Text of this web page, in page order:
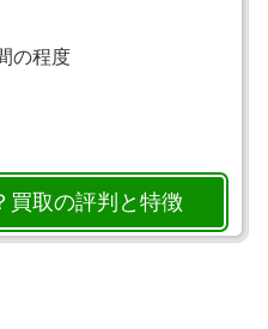
の程度
買取の評判と特徴